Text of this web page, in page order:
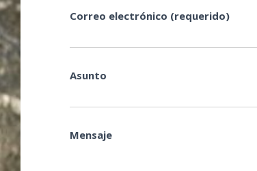
Correo electrónico (requerido)
Asunto
Mensaje